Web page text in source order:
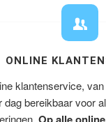
ONLINE
klantenservice,
dag bereikbaar voor